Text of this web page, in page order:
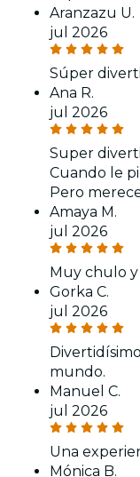
Aranzazu U.
jul 2026
Súper
Ana R.
jul 2026
Super
Cuando le
Pero
Amaya M.
jul 2026
Muy chulo
Gorka C.
jul 2026
mundo.
Manuel C.
jul 2026
Una
Mónica B.